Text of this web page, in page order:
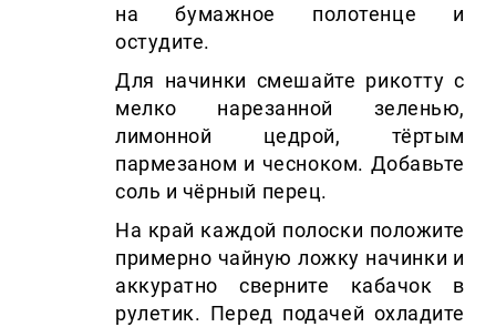
на бумажное полотенце и
остудите.
Для начинки смешайте рикотту с
мелко нарезанной зеленью,
лимонной цедрой, тёртым
пармезаном и чесноком. Добавьте
соль и чёрный перец.
На край каждой полоски положите
примерно чайную ложку начинки и
аккуратно сверните кабачок в
рулетик. Перед подачей охладите